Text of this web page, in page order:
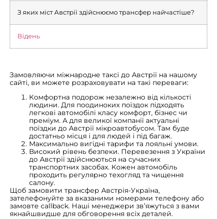
З яких міст Австрії здійснюємо трансфер найчастіше?
Відень
Замовляючи міжнародне таксі до Австрії на нашому
сайті, ви можете розраховувати на такі переваги:
Комфортна подорож незалежно від кількості
людини. Для поодиноких поїздок підходять
легкові автомобілі класу комфорт, бізнес чи
преміум. А для великої компанії актуальні
поїздки до Австрії мікроавтобусом. Там буде
достатньо місця і для людей і під багаж.
Максимально вигідні тарифи та лояльні умови.
Високий рівень безпеки. Перевезення з України
до Австрії здійснюються на сучасних
транспортних засобах. Кожен автомобіль
проходить регулярно техогляд та чищення
салону.
Щоб замовити трансфер Австрія-Україна,
зателефонуйте за вказаними номерами телефону або
замовте callback. Наші менеджери зв’яжуться з вами
якнайшвидше для обговорення всіх деталей.